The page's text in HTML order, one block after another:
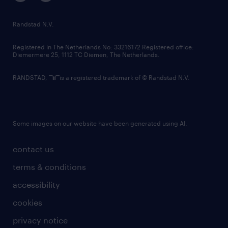
randstad innovation fund
country websites
contact us
terms & conditions
accessibility
cookies
privacy notice
Randstad N.V.
Registered in The Netherlands No: 33216172 Registered office:
Diemermere 25, 1112 TC Diemen, The Netherlands.
RANDSTAD, is a registered trademark of © Randstad N.V.
Some images on our website have been generated using AI.